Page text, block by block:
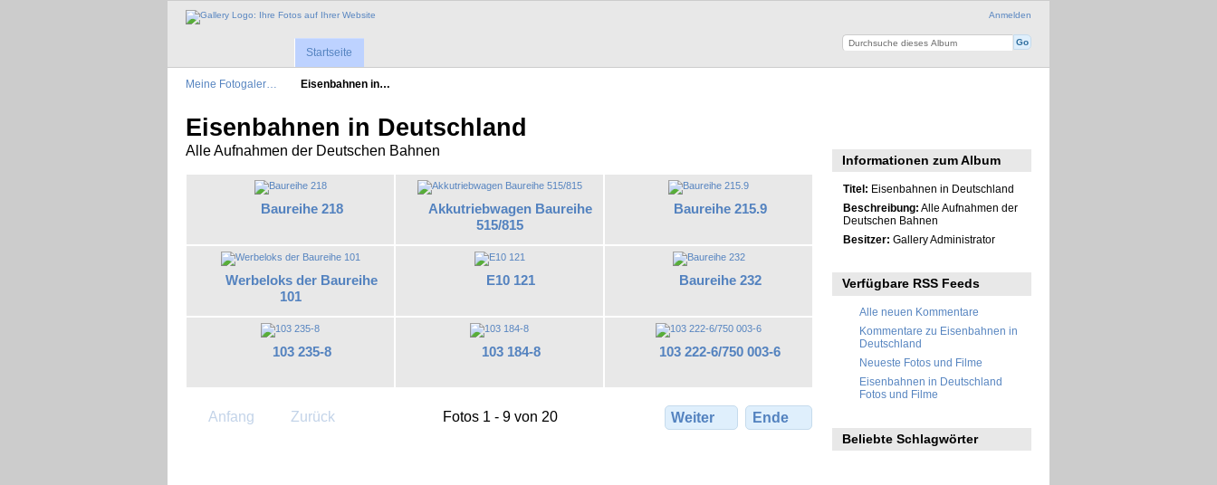
Anmelden
Startseite
Meine Fotogaler… Eisenbahnen in…
Eisenbahnen in Deutschland
Alle Aufnahmen der Deutschen Bahnen
Baureihe 218
Akkutriebwagen Baureihe
515/815
Baureihe 215.9
Werbeloks der Baureihe
101
E10 121 Baureihe 232
103 235-8 103 184-8 103 222-6/750 003-6
Anfang Zurück Fotos 1 - 9 von 20 Weiter Ende
Informationen zum Album
Titel: Eisenbahnen in Deutschland
Beschreibung: Alle Aufnahmen der
Deutschen Bahnen
Besitzer: Gallery Administrator
Verfügbare RSS Feeds
Alle neuen Kommentare
Kommentare zu Eisenbahnen in
Deutschland
Neueste Fotos und Filme
Eisenbahnen in Deutschland
Fotos und Filme
Beliebte Schlagwörter